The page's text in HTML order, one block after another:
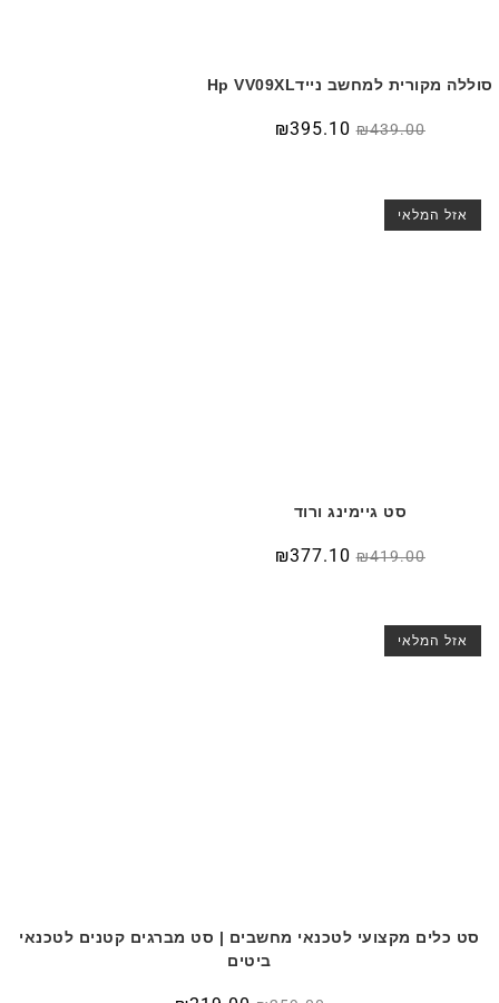
סוללה מקורית למחשב ניידHp VV09XL
₪439.00
₪395.10
אזל המלאי
סט גיימינג ורוד
₪419.00
₪377.10
אזל המלאי
סט כלים מקצועי לטכנאי מחשבים | סט מברגים קטנים לטכנאי
ביטים